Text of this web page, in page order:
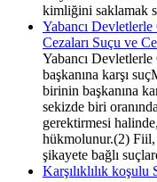
kimliğini saklamak
Yabancı
Cezaları Suçu ve
Yabancı
başkanına karşı
birinin başkanına
sekizde biri
gerektirmesi halinde,
hükmolunur.(2) Fiil,
şikayete bağlı
Karşılıklılık koşulu